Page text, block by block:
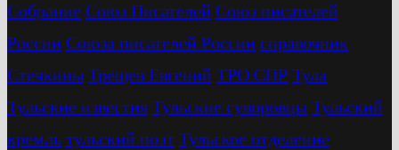
Собрание Союз Писателей Союз писателей
России Союза писателей России справочник
Стечкины Трещев Евгений ТРО СПР Тула
Тульские известия Тульские суворовцы Тульский
кремль тульский поэт Тульское отделение